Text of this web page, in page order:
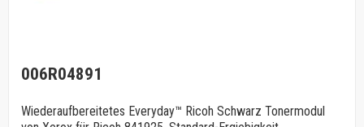
006R04891
Wiederaufbereitetes Everyday™ Ricoh Schwarz Tonermodul